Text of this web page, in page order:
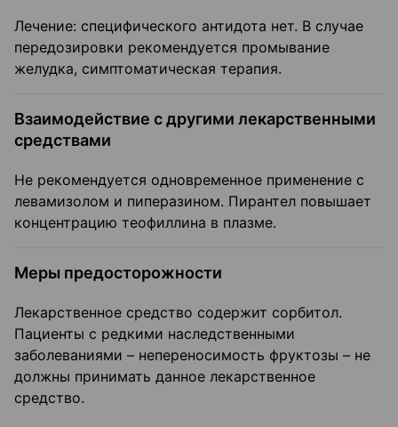
Лечение: специфического антидота нет. В случае
передозировки рекомендуется промывание
желудка, симптоматическая терапия.
Взаимодействие с другими лекарственными
средствами
Не рекомендуется одновременное применение с
левамизолом и пиперазином. Пирантел повышает
концентрацию теофиллина в плазме.
Меры предосторожности
Лекарственное средство содержит сорбитол.
Пациенты с редкими наследственными
заболеваниями – непереносимость фруктозы – не
должны принимать данное лекарственное
средство.